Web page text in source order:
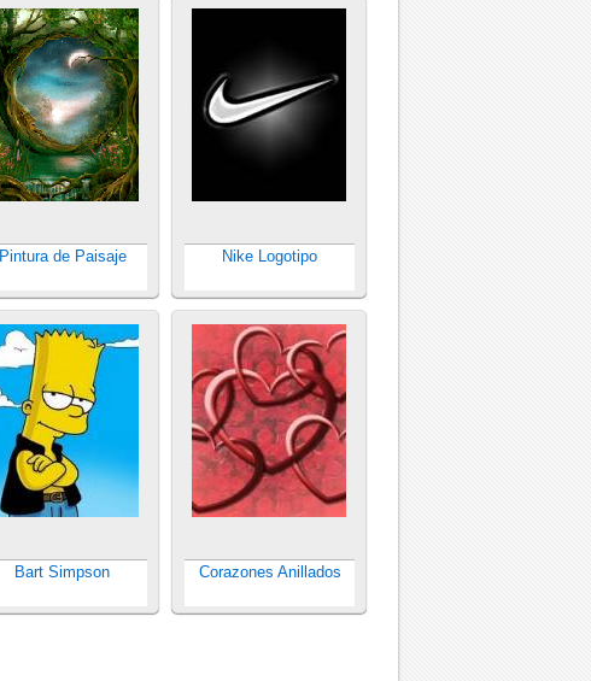
Pintura de Paisaje Nike Logotipo
Bart Simpson Corazones Anillados